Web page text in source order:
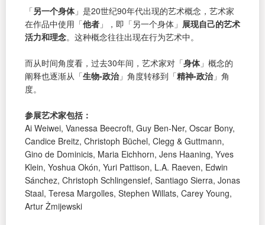
「另一个身体」是20世纪90年代出现的艺术概念，艺术家
在作品中使用「他者 」，即「另一个身体」 展现自己的艺术
活力和理念。这种概念往往出现在行为艺术中。
而从时间角度看，过去30年间，艺术家对「身体」概念的
阐释也逐渐从「生物-政治」角度转移到「精神-政治」角
度。
参展艺术家包括：
Ai Weiwei, Vanessa Beecroft, Guy Ben-Ner, Oscar Bony,
Candice Breitz, Christoph Büchel, Clegg & Guttmann,
Gino de Dominicis, Maria Eichhorn, Jens Haaning, Yves
Klein, Yoshua Okón, Yuri Pattison, L.A. Raeven, Edwin
Sánchez, Christoph Schlingensief, Santiago Sierra, Jonas
Staal, Teresa Margolles, Stephen Willats, Carey Young,
Artur Żmijewski